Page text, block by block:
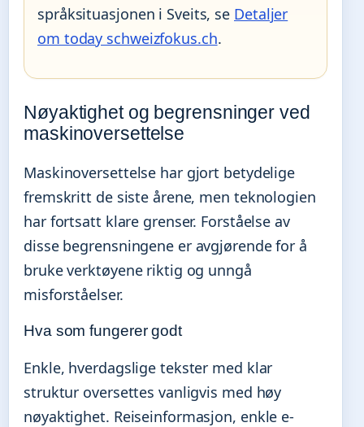
språksituasjonen i Sveits, se Detaljer
om today schweizfokus.ch.
Nøyaktighet og begrensninger ved
maskinoversettelse
Maskinoversettelse har gjort betydelige
fremskritt de siste årene, men teknologien
har fortsatt klare grenser. Forståelse av
disse begrensningene er avgjørende for å
bruke verktøyene riktig og unngå
misforståelser.
Hva som fungerer godt
Enkle, hverdagslige tekster med klar
struktur oversettes vanligvis med høy
nøyaktighet. Reiseinformasjon, enkle e-